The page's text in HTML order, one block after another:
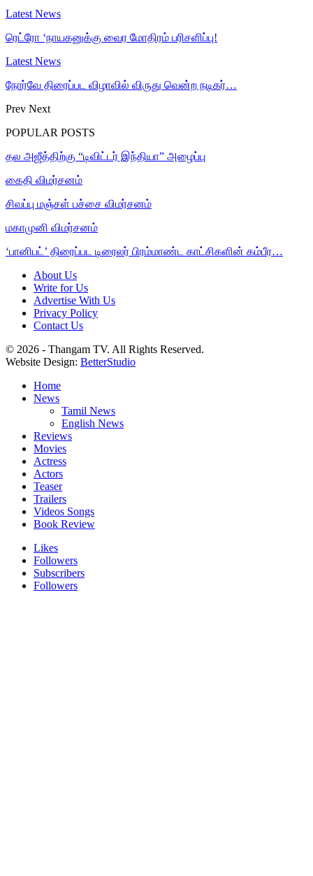
Latest News
ரெட்ரோ ‘நாயகனுக்கு வைர மோதிரம் பரிசளிப்பு!
Latest News
நோர்வே திரைப்பட விழாவில் விருது வென்ற நடிகர்…
Prev Next
POPULAR POSTS
தல அஜீத்திற்கு “டிவிட்டர் இந்தியா” அழைப்பு
கைதி விமர்சனம்
சிவப்பு மஞ்சள் பச்சை விமர்சனம்
மகாமுனி விமர்சனம்
‘பானிபட்’ திரைப்பட டிரைலர் பிரம்மாண்ட காட்சிகளின் கம்பீர…
About Us
Write for Us
Advertise With Us
Privacy Policy
Contact Us
© 2026 - Thangam TV. All Rights Reserved.
Website Design: BetterStudio
Home
News
Tamil News
English News
Reviews
Movies
Actress
Actors
Teaser
Trailers
Videos Songs
Book Review
Likes
Followers
Subscribers
Followers